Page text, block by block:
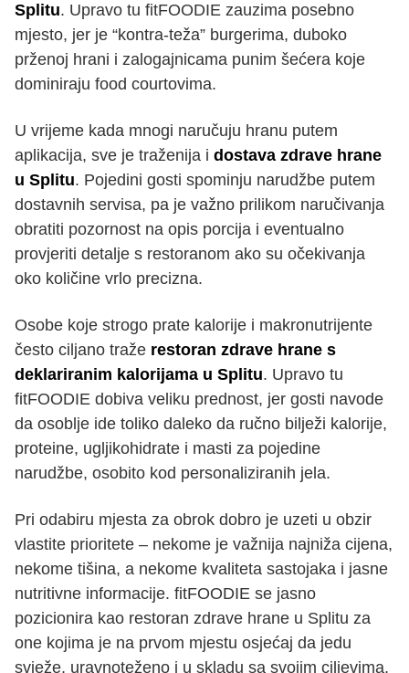
Splitu. Upravo tu fitFOODIE zauzima posebno
mjesto, jer je “kontra-teža” burgerima, duboko
prženoj hrani i zalogajnicama punim šećera koje
dominiraju food courtovima.
U vrijeme kada mnogi naručuju hranu putem
aplikacija, sve je traženija i dostava zdrave hrane
u Splitu. Pojedini gosti spominju narudžbe putem
dostavnih servisa, pa je važno prilikom naručivanja
obratiti pozornost na opis porcija i eventualno
provjeriti detalje s restoranom ako su očekivanja
oko količine vrlo precizna.
Osobe koje strogo prate kalorije i makronutrijente
često ciljano traže restoran zdrave hrane s
deklariranim kalorijama u Splitu. Upravo tu
fitFOODIE dobiva veliku prednost, jer gosti navode
da osoblje ide toliko daleko da ručno bilježi kalorije,
proteine, ugljikohidrate i masti za pojedine
narudžbe, osobito kod personaliziranih jela.
Pri odabiru mjesta za obrok dobro je uzeti u obzir
vlastite prioritete – nekome je važnija najniža cijena,
nekome tišina, a nekome kvaliteta sastojaka i jasne
nutritivne informacije. fitFOODIE se jasno
pozicionira kao restoran zdrave hrane u Splitu za
one kojima je na prvom mjestu osjećaj da jedu
svježe, uravnoteženo i u skladu sa svojim ciljevima,